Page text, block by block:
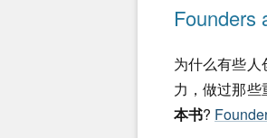
Founders
为什么有些
力，做过那些
本书?